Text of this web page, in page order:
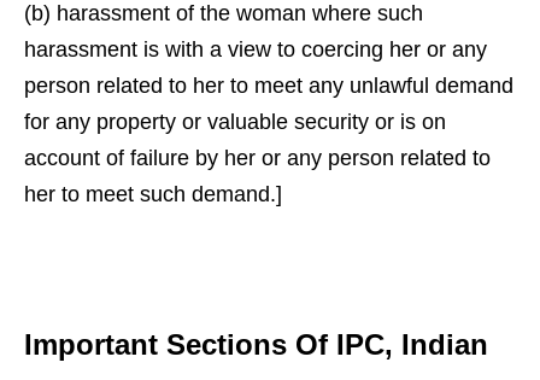
(b) harassment of the woman where such
harassment is with a view to coercing her or any
person related to her to meet any unlawful demand
for any property or valuable security or is on
account of failure by her or any person related to
her to meet such demand.]
Important Sections Of IPC, Indian